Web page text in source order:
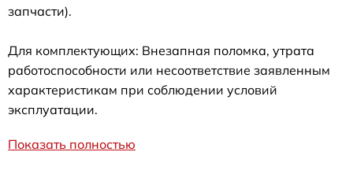
запчасти).
Для комплектующих: Внезапная поломка, утрата
работоспособности или несоответствие заявленным
характеристикам при соблюдении условий
эксплуатации.
Показать полностью